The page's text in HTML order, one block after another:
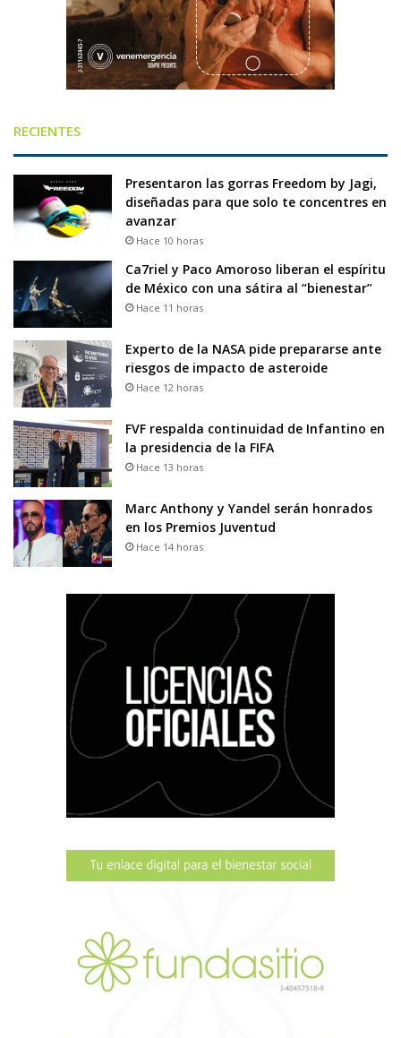
RECIENTES
Presentaron las gorras Freedom by Jagi,
diseñadas para que solo te concentres en
avanzar
Hace 10 horas
Ca7riel y Paco Amoroso liberan el espíritu
de México con una sátira al “bienestar”
Hace 11 horas
Experto de la NASA pide prepararse ante
riesgos de impacto de asteroide
Hace 12 horas
FVF respalda continuidad de Infantino en
la presidencia de la FIFA
Hace 13 horas
Marc Anthony y Yandel serán honrados
en los Premios Juventud
Hace 14 horas